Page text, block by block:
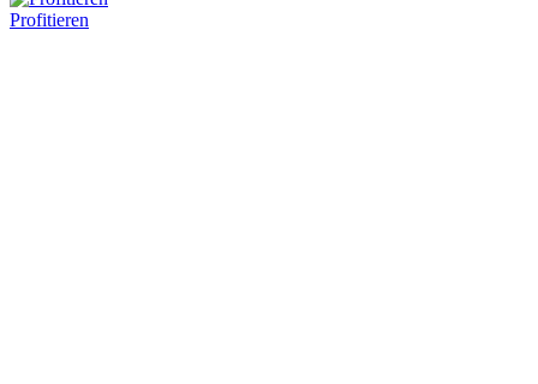
Profitieren